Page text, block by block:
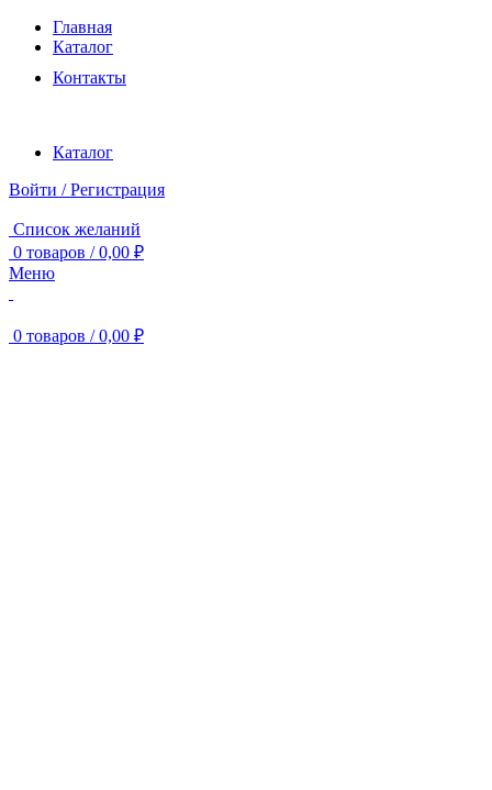
Главная
Каталог
Контакты
Каталог
Войти / Регистрация
Список желаний
0 товаров / 0,00 ₽
Меню
0 товаров / 0,00 ₽